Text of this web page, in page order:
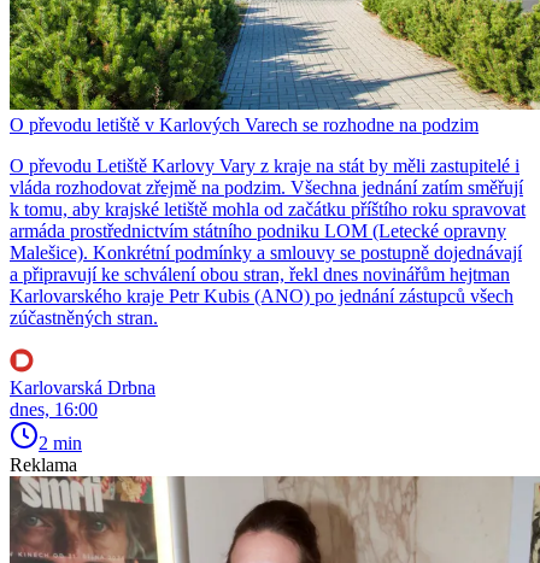
O převodu letiště v Karlových Varech se rozhodne na podzim
O převodu Letiště Karlovy Vary z kraje na stát by měli zastupitelé i
vláda rozhodovat zřejmě na podzim. Všechna jednání zatím směřují
k tomu, aby krajské letiště mohla od začátku příštího roku spravovat
armáda prostřednictvím státního podniku LOM (Letecké opravny
Malešice). Konkrétní podmínky a smlouvy se postupně dojednávají
a připravují ke schválení obou stran, řekl dnes novinářům hejtman
Karlovarského kraje Petr Kubis (ANO) po jednání zástupců všech
zúčastněných stran.
Karlovarská Drbna
dnes, 16:00
2 min
Reklama